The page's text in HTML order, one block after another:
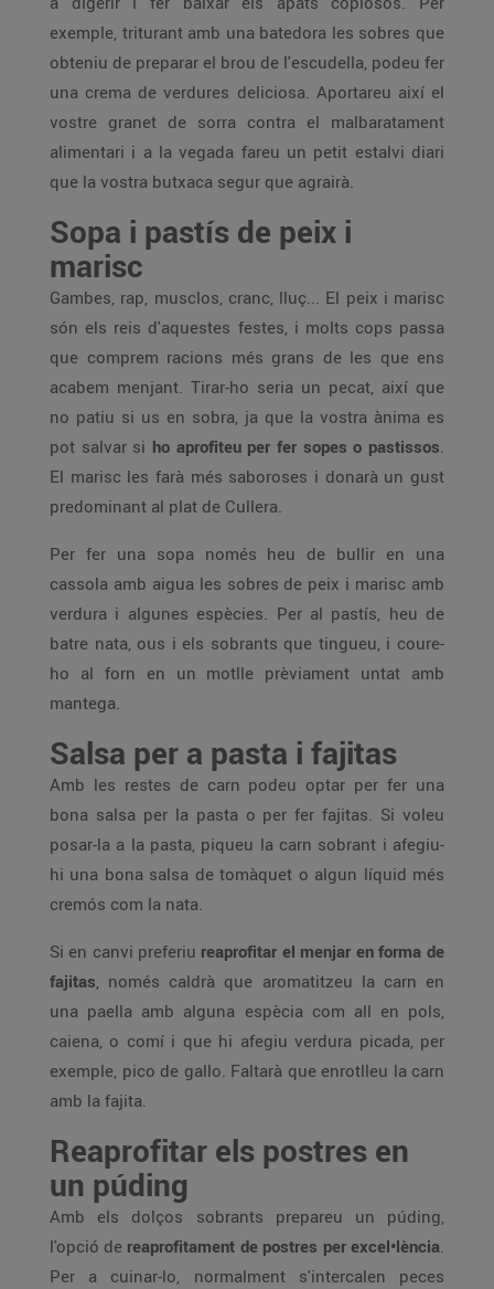
exemple, triturant amb una batedora les sobres que
obteniu de preparar el brou de l'escudella, podeu fer
una crema de verdures deliciosa. Aportareu així el
vostre granet de sorra contra el malbaratament
alimentari i a la vegada fareu un petit estalvi diari
que la vostra butxaca segur que agrairà.
Sopa i pastís de peix i
marisc
Gambes, rap, musclos, cranc, lluç... El peix i marisc
són els reis d'aquestes festes, i molts cops passa
que comprem racions més grans de les que ens
acabem menjant. Tirar-ho seria un pecat, així que
no patiu si us en sobra, ja que la vostra ànima es
pot salvar si ho aprofiteu per fer sopes o pastissos.
El marisc les farà més saboroses i donarà un gust
predominant al plat de Cullera.
Per fer una sopa només heu de bullir en una
cassola amb aigua les sobres de peix i marisc amb
verdura i algunes espècies. Per al pastís, heu de
batre nata, ous i els sobrants que tingueu, i coure-
ho al forn en un motlle prèviament untat amb
mantega.
Salsa per a pasta i fajitas
Amb les restes de carn podeu optar per fer una
bona salsa per la pasta o per fer fajitas. Si voleu
posar-la a la pasta, piqueu la carn sobrant i afegiu-
hi una bona salsa de tomàquet o algun líquid més
cremós com la nata.
Si en canvi preferiu reaprofitar el menjar en forma de
fajitas, només caldrà que aromatitzeu la carn en
una paella amb alguna espècia com all en pols,
caiena, o comí i que hi afegiu verdura picada, per
exemple, pico de gallo. Faltarà que enrotlleu la carn
amb la fajita.
Reaprofitar els postres en
un púding
Amb els dolços sobrants prepareu un púding,
l'opció de reaprofitament de postres per excel•lència.
Per a cuinar-lo, normalment s'intercalen peces